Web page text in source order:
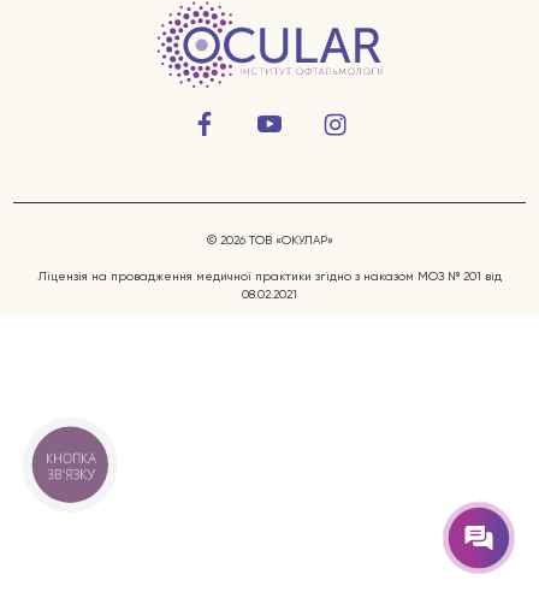
Захворювання очей
© 2026 ТОВ «ОКУЛАР»
Ліцензія на провадження медичної практики згідно з наказом МОЗ № 201 від
08.02.2021
КНОПКА
ЗВ'ЯЗКУ